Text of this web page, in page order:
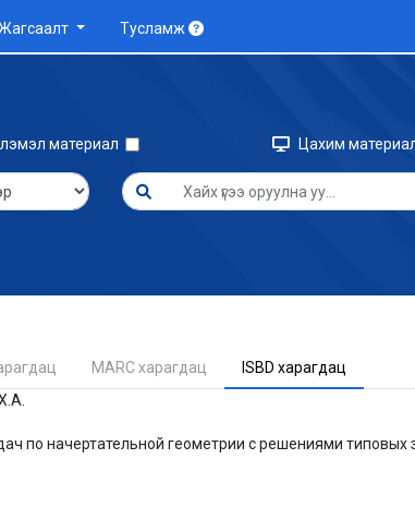
Тусламж
материал Цахим
MARC харагдац
ISBD харагдац
по начертательной геометрии с решениями